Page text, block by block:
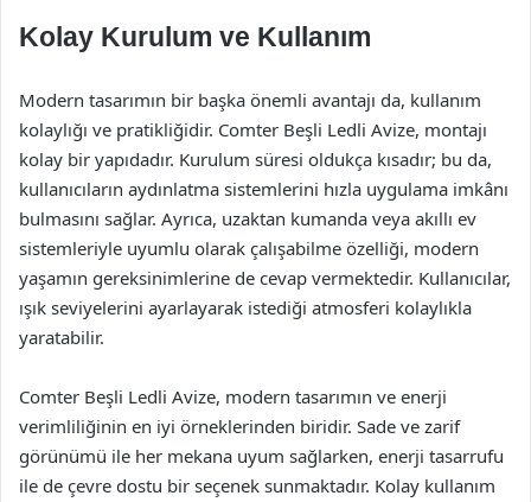
Kolay Kurulum ve Kullanım
Modern tasarımın bir başka önemli avantajı da, kullanım
kolaylığı ve pratikliğidir. Comter Beşli Ledli Avize, montajı
kolay bir yapıdadır. Kurulum süresi oldukça kısadır; bu da,
kullanıcıların aydınlatma sistemlerini hızla uygulama imkânı
bulmasını sağlar. Ayrıca, uzaktan kumanda veya akıllı ev
sistemleriyle uyumlu olarak çalışabilme özelliği, modern
yaşamın gereksinimlerine de cevap vermektedir. Kullanıcılar,
ışık seviyelerini ayarlayarak istediği atmosferi kolaylıkla
yaratabilir.
Comter Beşli Ledli Avize, modern tasarımın ve enerji
verimliliğinin en iyi örneklerinden biridir. Sade ve zarif
görünümü ile her mekana uyum sağlarken, enerji tasarrufu
ile de çevre dostu bir seçenek sunmaktadır. Kolay kullanım